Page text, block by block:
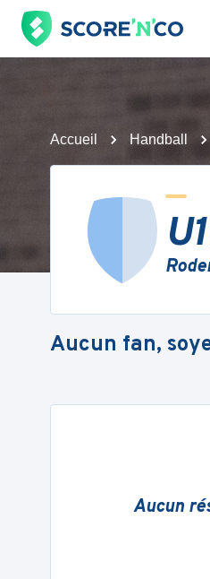
Accueil Handball
Aucun fan,
Aucun